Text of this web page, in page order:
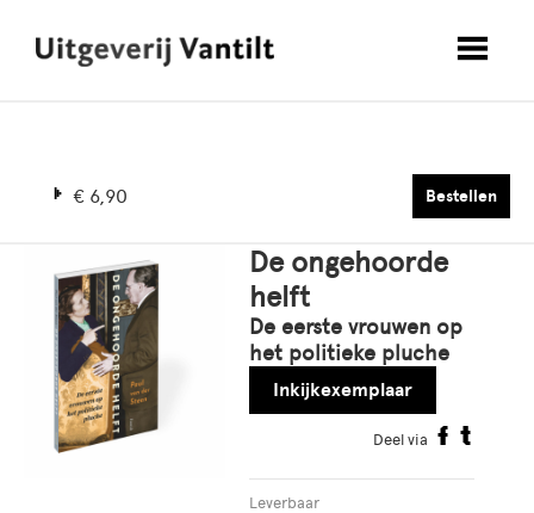
€ 6,90 Bestellen
De ongehoorde
helft
De eerste vrouwen op
het politieke pluche
Inkijkexemplaar
Deel via
Leverbaar